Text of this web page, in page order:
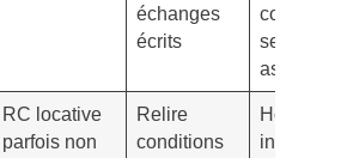
échanges
écrits
confiés”
selon
assureur
RC locative
parfois non
Relire
conditions
Hors
incendie/